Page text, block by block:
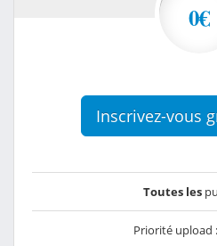
0€
Inscrivez-vous
Toutes les
Priorité upload :